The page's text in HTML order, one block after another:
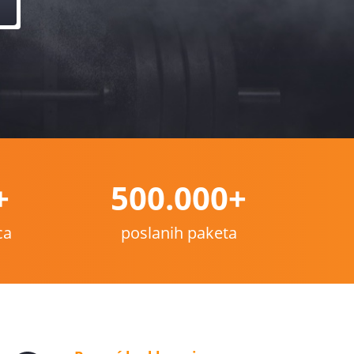
500.000+
poslanih paketa